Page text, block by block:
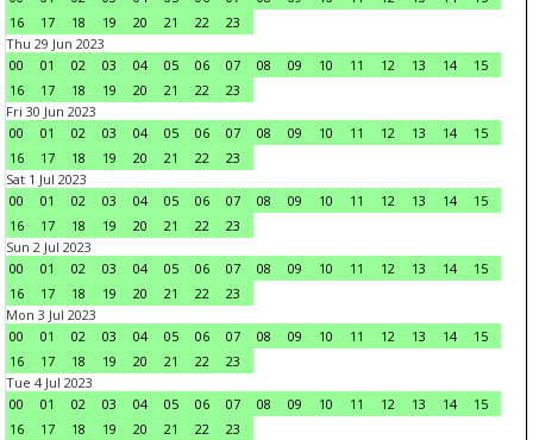
16
17 18 19 20 21 22
23
Thu 29 Jun 2023
00
01 02 03 04 05 06 07 08 09 10 11 12 13 14
15
16
17 18 19 20 21 22
23
Fri 30 Jun 2023
00
01 02 03 04 05 06 07 08 09 10 11 12 13 14
15
16
17 18 19 20 21 22
23
Sat 1 Jul 2023
00
01 02 03 04 05 06 07 08 09 10 11 12 13 14
15
16
17 18 19 20 21 22
23
Sun 2 Jul 2023
00
01 02 03 04 05 06 07 08 09 10 11 12 13 14
15
16
17 18 19 20 21 22
23
Mon 3 Jul 2023
00
01 02 03 04 05 06 07 08 09 10 11 12 13 14
15
16
17 18 19 20 21 22
23
Tue 4 Jul 2023
00
01 02 03 04 05 06 07 08 09 10 11 12 13 14
15
16
17 18 19 20 21 22
23